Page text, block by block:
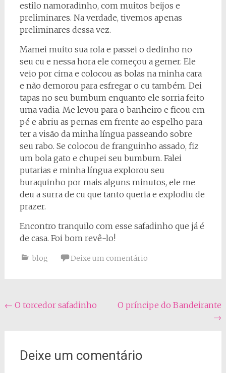
estilo namoradinho, com muitos beijos e
preliminares. Na verdade, tivemos apenas
preliminares dessa vez.
Mamei muito sua rola e passei o dedinho no
seu cu e nessa hora ele começou a gemer. Ele
veio por cima e colocou as bolas na minha cara
e não demorou para esfregar o cu também. Dei
tapas no seu bumbum enquanto ele sorria feito
uma vadia. Me levou para o banheiro e ficou em
pé e abriu as pernas em frente ao espelho para
ter a visão da minha língua passeando sobre
seu rabo. Se colocou de franguinho assado, fiz
um bola gato e chupei seu bumbum. Falei
putarias e minha língua explorou seu
buraquinho por mais alguns minutos, ele me
deu a surra de cu que tanto queria e explodiu de
prazer.
Encontro tranquilo com esse safadinho que já é
de casa. Foi bom revê-lo!
blog Deixe um comentário
Navegação
← O torcedor safadinho
O príncipe do Bandeirante
→
Deixe um comentário